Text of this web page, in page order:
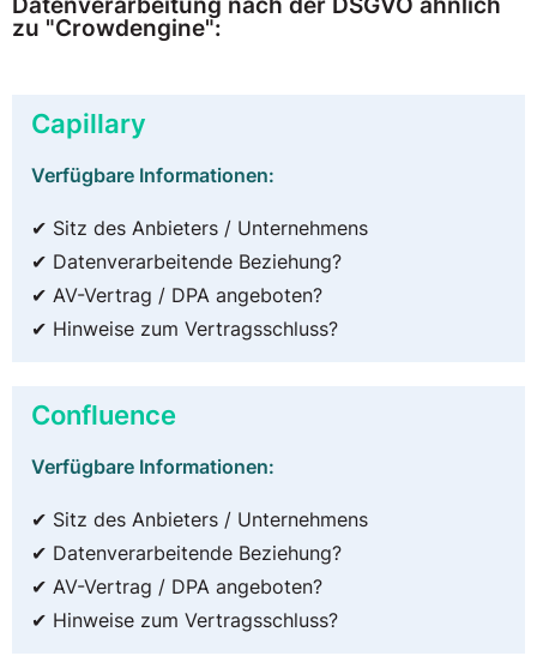
zu "Crowdengine":
Capillary
Verfügbare Informationen:
✔ Sitz des Anbieters / Unternehmens
✔ Datenverarbeitende Beziehung?
✔ AV-Vertrag / DPA angeboten?
✔ Hinweise zum Vertragsschluss?
Confluence
Verfügbare Informationen:
✔ Sitz des Anbieters / Unternehmens
✔ Datenverarbeitende Beziehung?
✔ AV-Vertrag / DPA angeboten?
✔ Hinweise zum Vertragsschluss?